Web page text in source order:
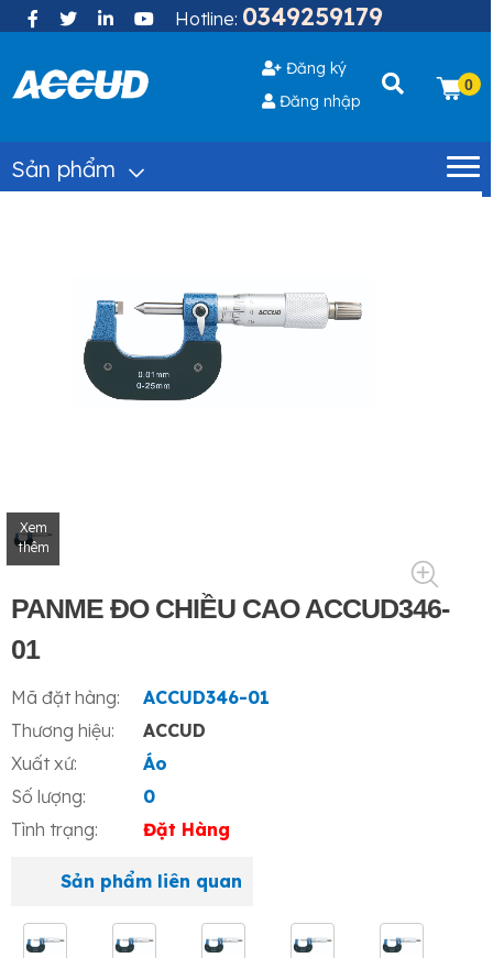
Hotline: 0349259179
Đăng ký
Đăng nhập
0
Sản phẩm
Xem
thêm
PANME ĐO CHIỀU CAO ACCUD346-
01
Mã đặt hàng:
ACCUD346-01
Thương hiệu:
ACCUD
Xuất xứ:
Áo
Số lượng:
0
Tình trạng:
Đặt Hàng
Sản phẩm liên quan